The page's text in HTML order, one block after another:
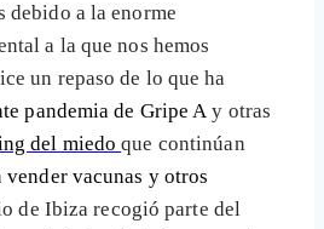
debido a la enorme
a la que nos hemos
un repaso de lo que ha
pandemia de Gripe A y otras
del miedoque continúan
vender vacunas y otros
de Ibiza recogió parte del